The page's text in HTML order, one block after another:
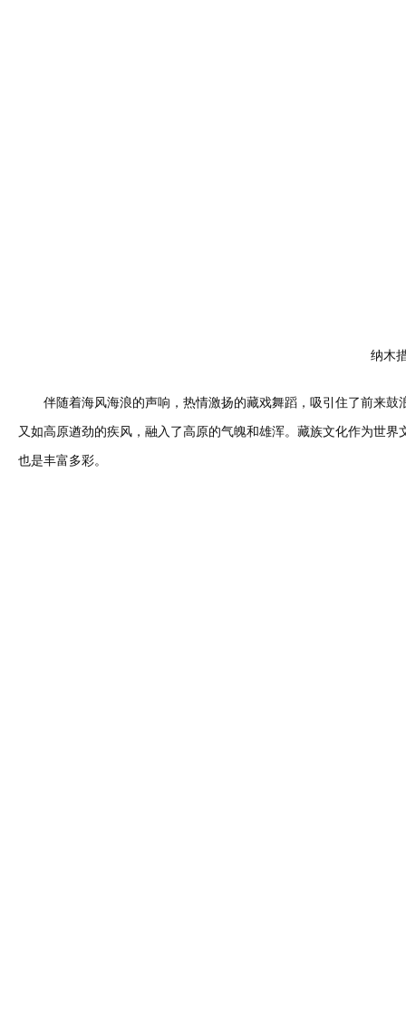
纳木
伴随着海风海浪的声响，热情激扬的藏戏舞蹈，吸引住了前来鼓
又如高原遒劲的疾风，融入了高原的气魄和雄浑。藏族文化作为世
也是丰富多彩。